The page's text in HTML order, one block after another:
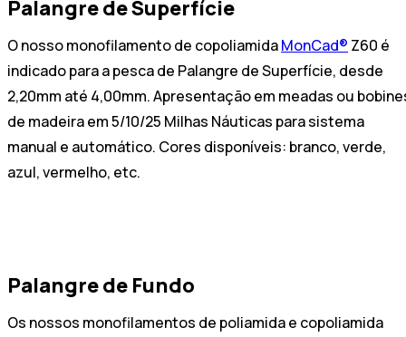
Palangre de Superfície
O nosso monofilamento de copoliamidaMonCad® Z60 é
indicado para a pesca de Palangre de Superfície, desde
2,20mm até 4,00mm. Apresentação em meadas ou
de madeira em 5/10/25 Milhas Náuticas para sistema
manual e automático. Cores disponíveis: branco, verde,
azul, vermelho, etc.
Palangre de Fundo
Os nossos monofilamentos de poliamida e copoliamida